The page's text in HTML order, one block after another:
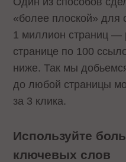
«более плоской» для
1 миллион страниц —
странице по 100
ниже. Так мы
до любой страницы
за 3 клика.
Используйте
ключевых слов